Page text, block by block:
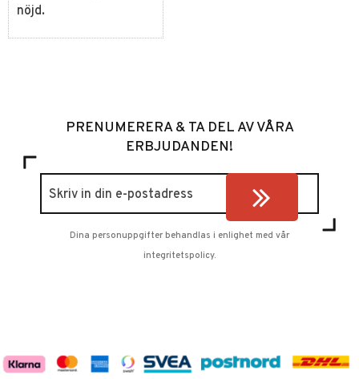
nöjd.
PRENUMERERA & TA DEL AV VÅRA
ERBJUDANDEN!
Dina personuppgifter behandlas i enlighet med vår
integritetspolicy.